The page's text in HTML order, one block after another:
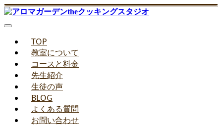
TOP
教室について
コースと料金
先生紹介
生徒の声
BLOG
よくある質問
お問い合わせ